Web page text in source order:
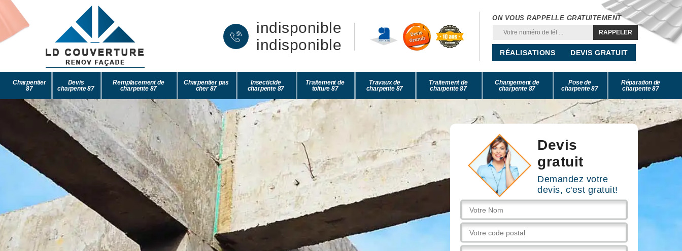
indisponible
indisponible
ON VOUS RAPPELLE GRATUITEMENT
RÉALISATIONS DEVIS GRATUIT
Charpentier
87
Devis
charpente 87
Remplacement de
charpente 87
Charpentier pas
cher 87
Insecticide
charpente 87
Traitement de
toiture 87
Travaux de
charpente 87
Traitement de
charpente 87
Changement de
charpente 87
Pose de
charpente 87
Réparation de
charpente 87
Devis
gratuit
Demandez votre
devis, c'est gratuit!